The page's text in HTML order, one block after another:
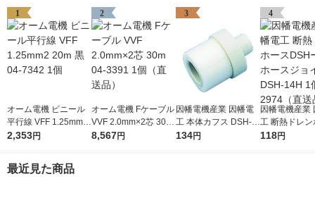
1
オーム電機 ビニール
平行線 VFF 1.25mm2
20m 黒 04-7342 1個
2,353円
2
オーム電機 Fケーブル
VVF 2.0mm×2芯 30m
04-3391 1個（直送
8,567円
3
因幡電機産業 因幡電
工 本体カフス DSH-1
4C 1個 761-2966（直
134円
4
因幡電機産業
工 断熱ドレ
SHー14用ホ
118円
最近見た商品